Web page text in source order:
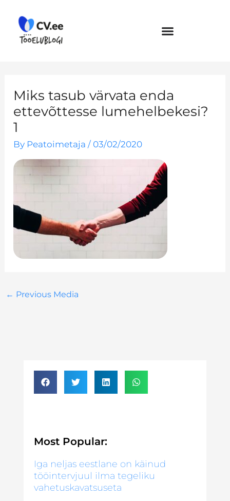
content
Miks tasub värvata enda
ettevõttesse lumehelbekesi?
1
By Peatoimetaja/ 03/02/2020
← Previous Media
Most Popular:
Iga neljas eestlane on käinud
tööintervjuul ilma tegeliku
vahetuskavatsuseta